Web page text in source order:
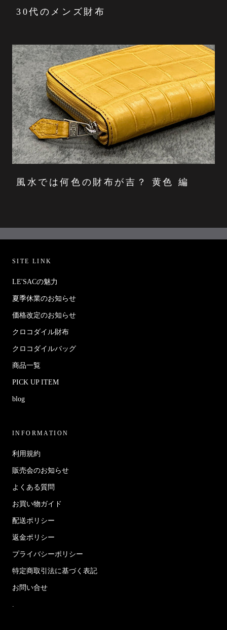
30代のメンズ財布
風水では何色の財布が吉？ 黄色 編
SITE LINK
LE'SACの魅力
夏季休業のお知らせ
価格改定のお知らせ
クロコダイル財布
クロコダイルバッグ
商品一覧
PICK UP ITEM
blog
INFORMATION
利用規約
販売会のお知らせ
よくある質問
お買い物ガイド
配送ポリシー
返金ポリシー
プライバシーポリシー
特定商取引法に基づく表記
お問い合せ
.